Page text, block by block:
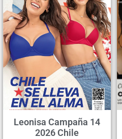
Leonisa Campaña 14
2026 Chile